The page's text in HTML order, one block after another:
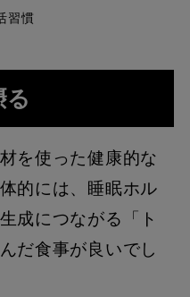
習慣
る
を使った健康的な
的には、睡眠ホル
成につながる「ト
だ食事が良いでし